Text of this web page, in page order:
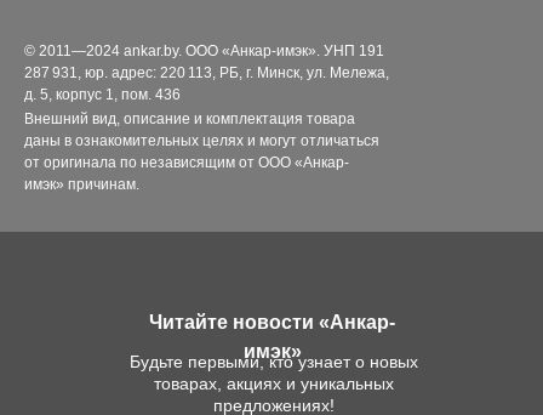
Читайте новости «Анкар-
имэк»
Будьте первыми, кто узнает о новых
товарах, акциях и уникальных
предложениях!
© 2011—2024 ankar.by. ООО «Анкар-имэк». УНП 191
287 931, юр. адрес: 220 113, РБ, г. Минск, ул. Мележа,
д. 5, корпус 1, пом. 436
Внешний вид, описание и комплектация товара
даны в ознакомительных целях и могут отличаться
от оригинала по независящим от ООО «Анкар-
имэк» причинам.